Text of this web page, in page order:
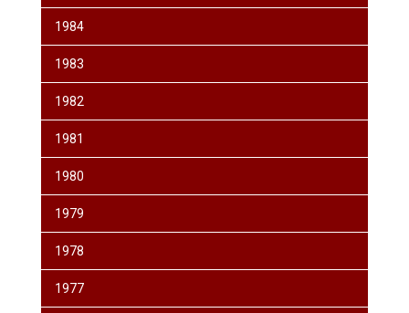
1984
1983
1982
1981
1980
1979
1978
1977